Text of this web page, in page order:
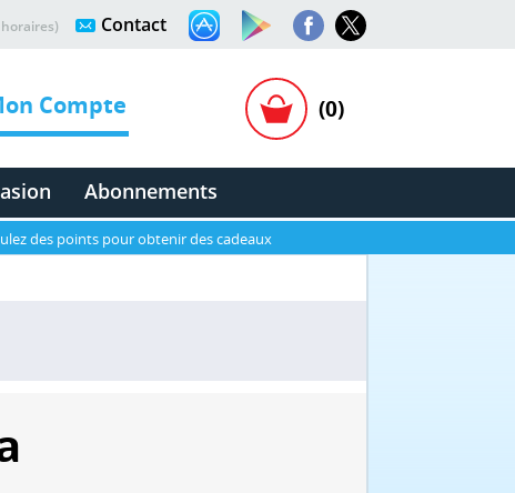
Contact
Compte (0)
Abonnements
des points pour obtenir des cadeaux